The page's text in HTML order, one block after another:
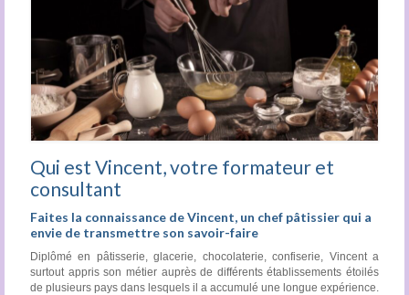
Qui est Vincent, votre formateur et
consultant
Faites la connaissance de Vincent, un chef pâtissier qui a
envie de transmettre son savoir-faire
Diplômé en pâtisserie, glacerie, chocolaterie, confiserie, Vincent a
surtout appris son métier auprès de différents établissements étoilés
de plusieurs pays dans lesquels il a accumulé une longue expérience.